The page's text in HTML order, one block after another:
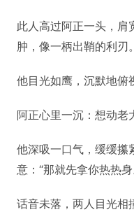
此人高过阿正一头，肩
肿，像一柄出鞘的利刃。
他目光如鹰，沉默地俯
阿正心里一沉：想动老
他深吸一口气，缓缓攥
意：“那就先拿你热热身
话音未落，两人目光相